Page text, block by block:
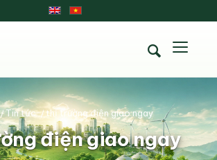
điện giao ngay
/Tin tức /thị trường điện giao ngay